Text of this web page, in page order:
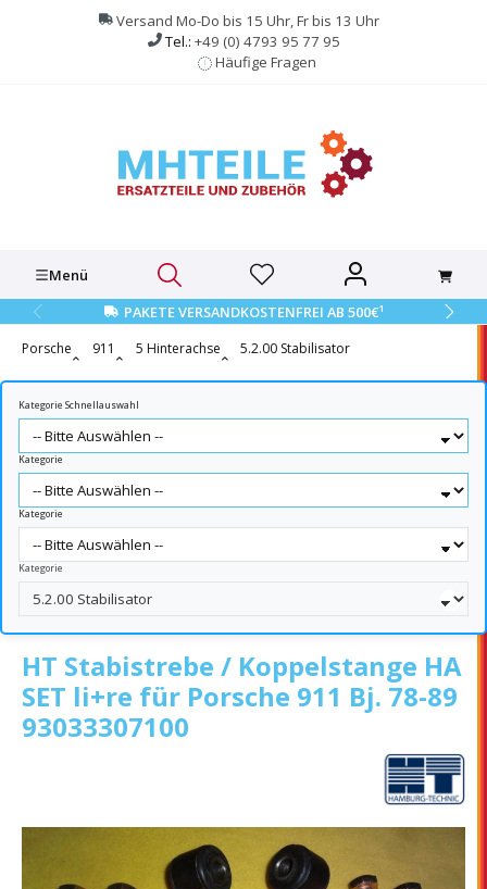
springen
Versand Mo-Do bis 15 Uhr, Fr bis 13 Uhr
Tel.: +49 (0) 4793 95 77 95
Häufige Fragen
Menü
PAKETE VERSANDKOSTENFREI AB 500€1
Porsche 911 5 Hinterachse 5.2.00 Stabilisator
Kategorie Schnellauswahl
Kategorie
Kategorie
Kategorie
HT Stabistrebe / Koppelstange HA
SET li+re für Porsche 911 Bj. 78-89
93033307100